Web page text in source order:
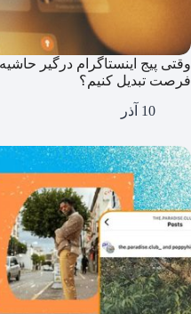
وقتی پیج اینستاگرام درگیر
فرصت تبدیل کنیم؟
10 آذر